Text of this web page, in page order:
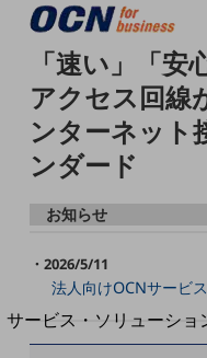
Smart Industry
Smart Mobility
Smart Worksite
生成AI(Generative AI)
地域の取り組み
地域社会を支える皆さまと地域課
地域経済のさらなる活性化に取り
自治体・地域社会との共創
別ウィンドウで開きます
サービス・ソリューショ
サービス・ソリューショ
「速い」「安
アクセス回線
ンターネット
ンダード
お知らせ
2026/5/11
法人向けOCNサービ